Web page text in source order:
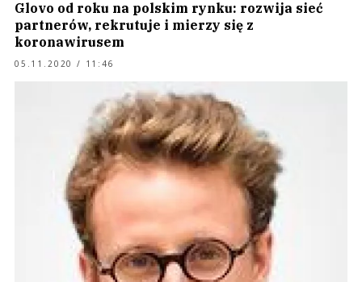
Glovo od roku na polskim rynku: rozwija sieć
partnerów, rekrutuje i mierzy się z
koronawirusem
05.11.2020 / 11:46